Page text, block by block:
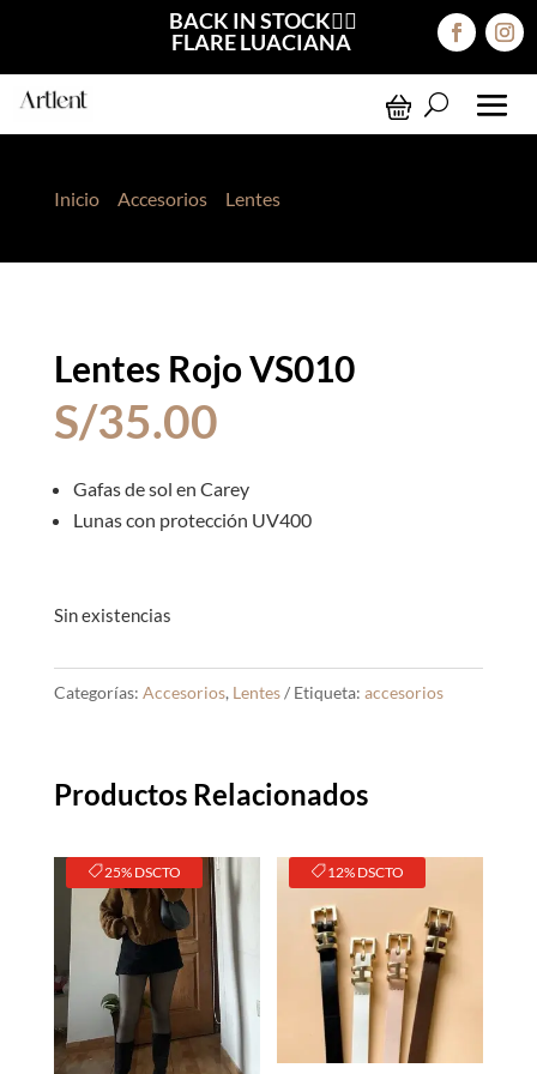
BACK IN STOCK❤️‍🔥
FLARE LUACIANA
Inicio> Accesorios> Lentes> Lentes Rojo VS010
Lentes Rojo VS010
S/35.00
Gafas de sol en Carey
Lunas con protección UV400
Sin existencias
Categorías: Accesorios, Lentes Etiqueta: accesorios
Productos Relacionados
25% DSCTO 12% DSCTO